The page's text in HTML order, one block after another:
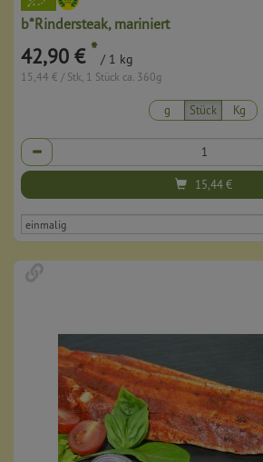
b*Rindersteak, mariniert
42,90 € * / 1 kg
15,44 € / Stk, 1 Stück ca. 360g
g Stück Kg
Anzahl
15,44€